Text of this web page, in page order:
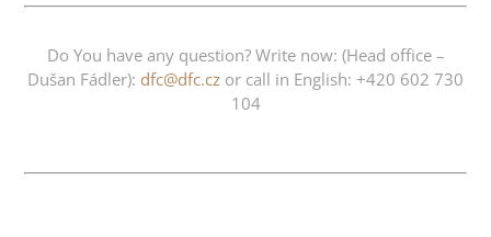
Do You have any question? Write now: (Head office –
Dušan Fádler): dfc@dfc.cz or call in English: +420 602 730
104